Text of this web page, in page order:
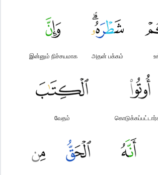
அதன் பக்கம்
இன்னும் நிச்சயமாக
வேதம்